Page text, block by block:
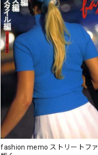
fashion memo ストリートフ